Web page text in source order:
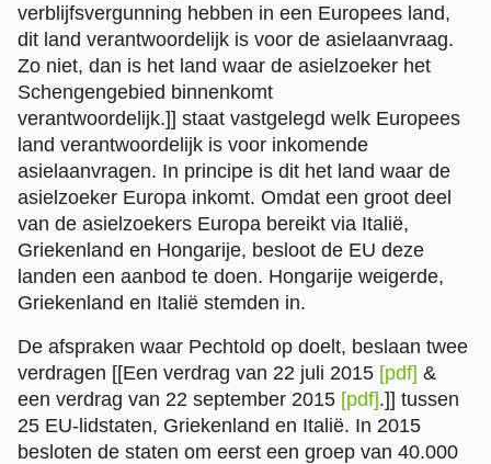
verblijfsvergunning hebben in een Europees land,
dit land verantwoordelijk is voor de asielaanvraag.
Zo niet, dan is het land waar de asielzoeker het
Schengengebied binnenkomt
verantwoordelijk.]] staat vastgelegd welk Europees
land verantwoordelijk is voor inkomende
asielaanvragen. In principe is dit het land waar de
asielzoeker Europa inkomt. Omdat een groot deel
van de asielzoekers Europa bereikt via Italië,
Griekenland en Hongarije, besloot de EU deze
landen een aanbod te doen. Hongarije weigerde,
Griekenland en Italië stemden in.
De afspraken waar Pechtold op doelt, beslaan twee
verdragen [[Een verdrag van 22 juli 2015 [pdf] &
een verdrag van 22 september 2015 [pdf].]] tussen
25 EU-lidstaten, Griekenland en Italië. In 2015
besloten de staten om eerst een groep van 40.000